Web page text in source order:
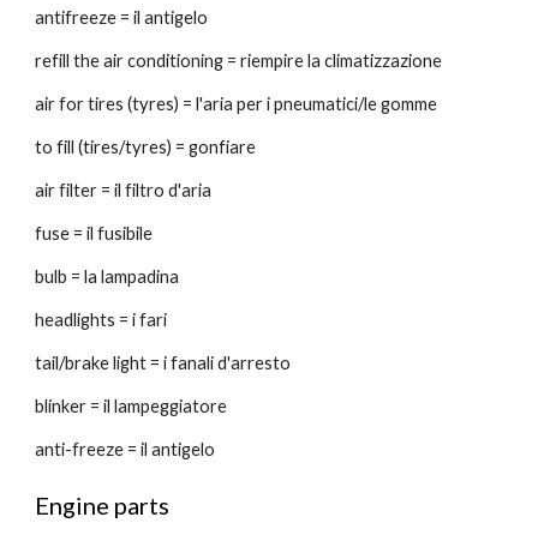
antifreeze = il antigelo
refill the air conditioning = riempire la climatizzazione
air for tires (tyres) = l'aria per i pneumatici/le gomme
to fill (tires/tyres) = gonfiare
air filter = il filtro d'aria
fuse = il fusibile
bulb = la lampadina
headlights = i fari
tail/brake light = i fanali d'arresto
blinker = il lampeggiatore
anti-freeze = il antigelo
Engine parts